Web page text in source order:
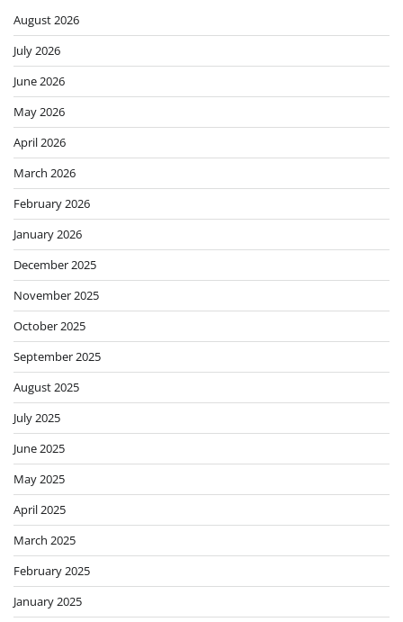
August 2026
July 2026
June 2026
May 2026
April 2026
March 2026
February 2026
January 2026
December 2025
November 2025
October 2025
September 2025
August 2025
July 2025
June 2025
May 2025
April 2025
March 2025
February 2025
January 2025